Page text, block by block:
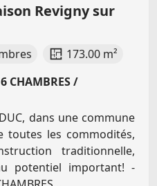
Revigny sur
173.00 m²
CHAMBRES /
dans une commune
toutes les commodités,
traditionnelle,
potentiel important! -